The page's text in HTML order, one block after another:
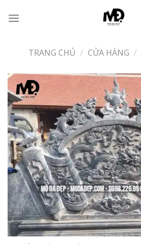
TRANG CHỦ / CỬA HÀNG /